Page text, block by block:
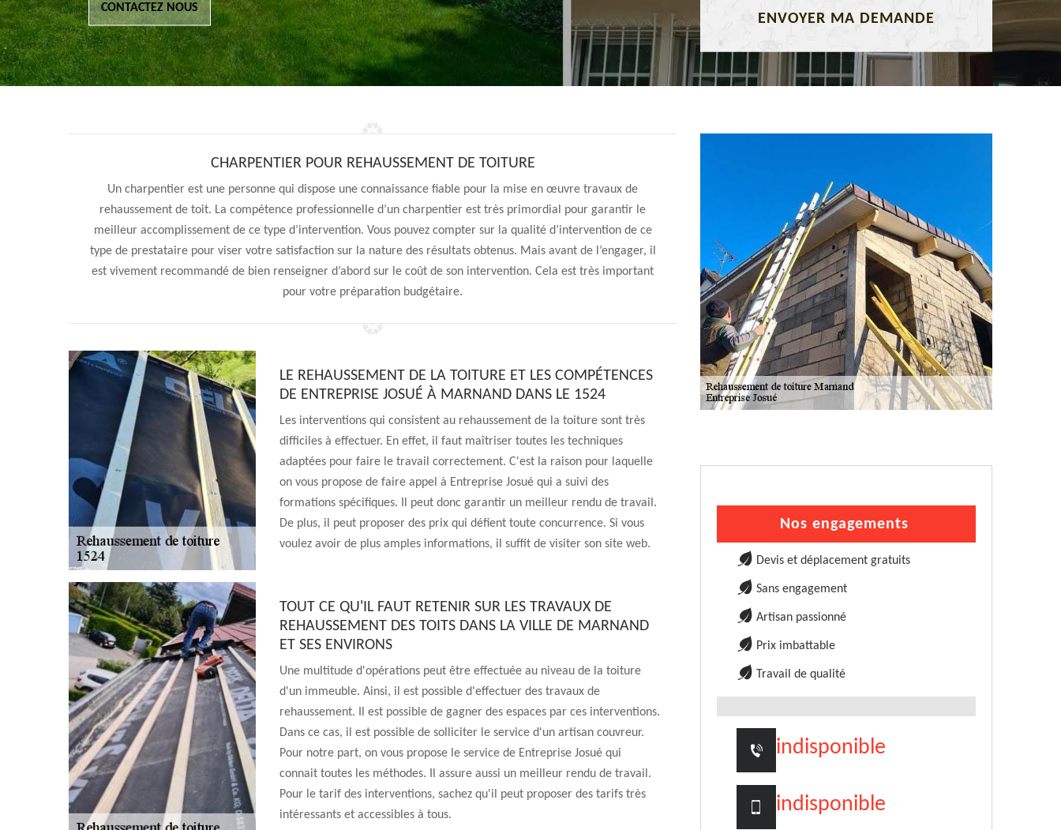
CONTACTEZ NOUS
CHARPENTIER POUR REHAUSSEMENT DE TOITURE
Un charpentier est une personne qui dispose une connaissance fiable pour la mise en œuvre travaux de
rehaussement de toit. La compétence professionnelle d’un charpentier est très primordial pour garantir le
meilleur accomplissement de ce type d’intervention. Vous pouvez compter sur la qualité d’intervention de ce
type de prestataire pour viser votre satisfaction sur la nature des résultats obtenus. Mais avant de l’engager, il
est vivement recommandé de bien renseigner d’abord sur le coût de son intervention. Cela est très important
pour votre préparation budgétaire.
LE REHAUSSEMENT DE LA TOITURE ET LES COMPÉTENCES
DE ENTREPRISE JOSUÉ À MARNAND DANS LE 1524
Les interventions qui consistent au rehaussement de la toiture sont très
difficiles à effectuer. En effet, il faut maîtriser toutes les techniques
adaptées pour faire le travail correctement. C'est la raison pour laquelle
on vous propose de faire appel à Entreprise Josué qui a suivi des
formations spécifiques. Il peut donc garantir un meilleur rendu de travail.
De plus, il peut proposer des prix qui défient toute concurrence. Si vous
voulez avoir de plus amples informations, il suffit de visiter son site web.
TOUT CE QU'IL FAUT RETENIR SUR LES TRAVAUX DE
REHAUSSEMENT DES TOITS DANS LA VILLE DE MARNAND
ET SES ENVIRONS
Une multitude d'opérations peut être effectuée au niveau de la toiture
d'un immeuble. Ainsi, il est possible d'effectuer des travaux de
rehaussement. Il est possible de gagner des espaces par ces interventions.
Dans ce cas, il est possible de solliciter le service d'un artisan couvreur.
Pour notre part, on vous propose le service de Entreprise Josué qui
connait toutes les méthodes. Il assure aussi un meilleur rendu de travail.
Pour le tarif des interventions, sachez qu'il peut proposer des tarifs très
intéressants et accessibles à tous.
Nos engagements
Devis et déplacement gratuits
Sans engagement
Artisan passionné
Prix imbattable
Travail de qualité
indisponible
indisponible